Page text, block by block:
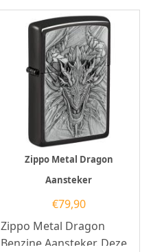
Zippo Metal Dragon
Aansteker
€79,90
Zippo Metal Dragon
Benzine Aansteker. Deze